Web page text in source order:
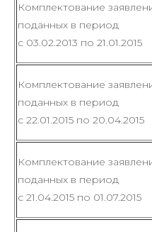
Комплектование
поданных в период
с 03.02.2013 по 21.01.2015
Комплектование
поданных в период
с 22.01.2015 по 20.04.2015
Комплектование
поданных в период
с 21.04.2015 по 01.07.2015